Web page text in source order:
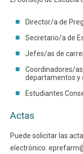
Estudiantes
Funcionarios
Director/a de
Secretario/a de
Jefes/as de
Coordinadores/
departamentos y
Estudiantes
Actas
Puede solicitar las
electrónico: